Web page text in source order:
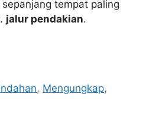
tempat paling
jalur pendakian.
, Mengungkap,